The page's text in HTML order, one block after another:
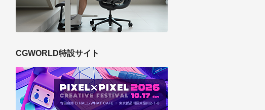
CGWORLD特設サイト